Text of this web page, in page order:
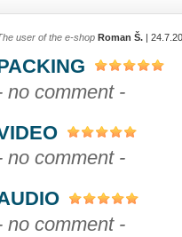
user of the e-shop Roman Š. |
no comment -
no comment -
no comment -